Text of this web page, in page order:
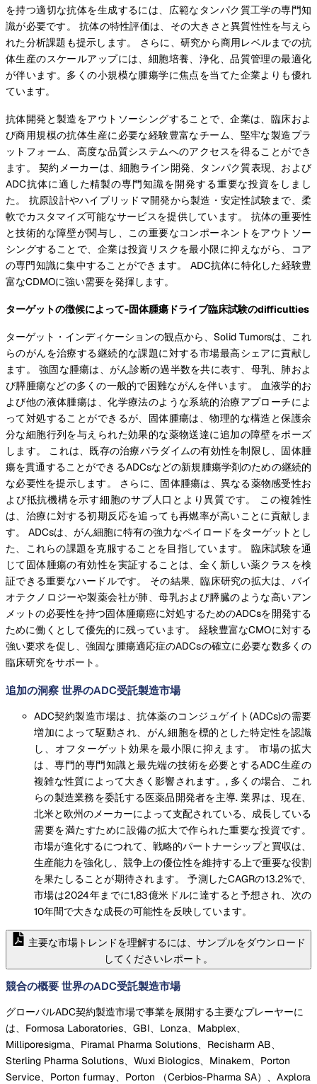
を持つ適切な抗体を生成するには、広範なタンパク質工学の専門知
識が必要です。 抗体の特性評価は、その大きさと異質性性を与えら
れた分析課題も提示します。 さらに、研究から商用レベルまでの抗
体生産のスケールアップには、細胞培養、浄化、品質管理の最適化
が伴います。多くの小規模な腫瘍学に焦点を当てた企業よりも優れ
ています。
抗体開発と製造をアウトソーシングすることで、企業は、臨床およ
び商用規模の抗体生産に必要な経験豊富なチーム、堅牢な製造プラ
ットフォーム、高度な品質システムへのアクセスを得ることができ
ます。 契約メーカーは、細胞ライン開発、タンパク質表現、および
ADC抗体に適した精製の専門知識を開発する重要な投資をしまし
た。 抗原設計やハイブリッドマ開発から製造・安定性試験まで、柔
軟でカスタマイズ可能なサービスを提供しています。 抗体の重要性
と技術的な障壁が関与し、この重要なコンポーネントをアウトソー
シングすることで、企業は投資リスクを最小限に抑えながら、コア
の専門知識に集中することができます。 ADC抗体に特化した経験豊
富なCDMOに強い需要を発揮します。
ターゲットの徴候によって-固体腫瘍ドライブ臨床試験のdifficulties
ターゲット・インディケーションの観点から、Solid Tumorsは、これ
らのがんを治療する継続的な課題に対する市場最高シェアに貢献し
ます。 強固な腫瘍は、がん診断の過半数を共に表す、母乳、肺およ
び膵腫瘍などの多くの一般的で困難ながんを伴います。 血液学的お
よび他の液体腫瘍は、化学療法のような系統的治療アプローチによ
って対処することができるが、固体腫瘍は、物理的な構造と保護余
分な細胞行列を与えられた効果的な薬物送達に追加の障壁をポーズ
します。 これは、既存の治療パラダイムの有効性を制限し、固体腫
瘍を貫通することができるADCsなどの新規腫瘍学剤のための継続的
な必要性を提示します。 さらに、固体腫瘍は、異なる薬物感受性お
よび抵抗機構を示す細胞のサブ人口とより異質です。 この複雑性
は、治療に対する初期反応を追っても再燃率が高いことに貢献しま
す。 ADCsは、がん細胞に特有の強力なペイロードをターゲットとし
た、これらの課題を克服することを目指しています。 臨床試験を通
じて固体腫瘍の有効性を実証することは、全く新しい薬クラスを検
証できる重要なハードルです。 その結果、臨床研究の拡大は、バイ
オテクノロジーや製薬会社が肺、母乳および膵臓のような高いアン
メットの必要性を持つ固体腫瘍癌に対処するためのADCsを開発する
ために働くとして優先的に残っています。 経験豊富なCMOに対する
強い要求を促し、強固な腫瘍適応症のADCsの確立に必要な数多くの
臨床研究をサポート。
追加の洞察 世界のADC受託製造市場
ADC契約製造市場は、抗体薬のコンジュゲイト(ADCs)の需要
増加によって駆動され、がん細胞を標的とした特定性を認識
し、オフターゲット効果を最小限に抑えます。 市場の拡大
は、専門的専門知識と最先端の技術を必要とするADC生産の
複雑な性質によって大きく影響されます。, 多くの場合、これ
らの製造業務を委託する医薬品開発者を主導. 業界は、現在、
北米と欧州のメーカーによって支配されている、成長している
需要を満たすために設備の拡大で作られた重要な投資です。
市場が進化するにつれて、戦略的パートナーシップと買収は、
生産能力を強化し、競争上の優位性を維持する上で重要な役割
を果たしることが期待されます。 予測したCAGRの13.2%で、
市場は2024年までに1,83億米ドルに達すると予想され、次の
10年間で大きな成長の可能性を反映しています。
主要な市場トレンドを理解するには、サンプルをダウンロード
してくださいレポート。
競合の概要 世界のADC受託製造市場
グローバルADC契約製造市場で事業を展開する主要なプレーヤーに
は、Formosa Laboratories、GBI、Lonza、Mabplex、
Milliporesigma、Piramal Pharma Solutions、Recisharm AB、
Sterling Pharma Solutions、Wuxi Biologics、Minakem、Porton
Service、Porton furmay、Porton （Cerbios-Pharma SA）、Axplora